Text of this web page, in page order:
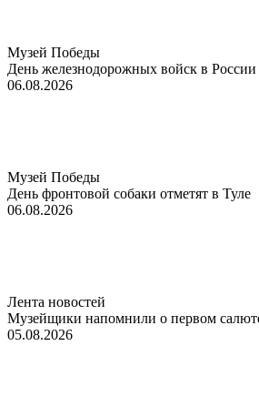
Музей Победы
День железнодорожных войск в России
06.08.2026
Музей Победы
День фронтовой собаки отметят в Туле
06.08.2026
Лента новостей
Музейщики напомнили о первом
05.08.2026